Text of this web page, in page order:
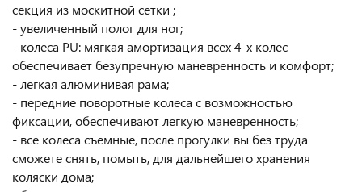
секция из москитной сетки ;
- увеличенный полог для ног;
- колеса PU: мягкая амортизация всех 4-х колес
обеспечивает безупречную маневренность и комфорт;
- легкая алюминивая рама;
- передние поворотные колеса с возможностью
фиксации, обеспечивают легкую маневренность;
- все колеса съемные, после прогулки вы без труда
сможете снять, помыть, для дальнейшего хранения
коляски дома;